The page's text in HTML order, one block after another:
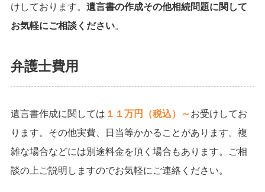
けしております。 遺言書の作成その他相続問題に関して
お気軽にご相談ください。
弁護士費用
遺言書作成に関しては １１万円（税込）～お受けしてお
ります。その他実費、日当等かかることがあります。複
雑な場合などには別途料金を頂く場合もあります。ご相
談の上ご説明しますのでお気軽にご連絡ください。